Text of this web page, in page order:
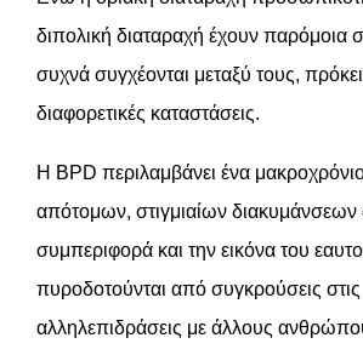
διπολική διαταραχή έχουν παρόμοια
συχνά συγχέονται μεταξύ τους,
διαφορετικές καταστάσεις.
Η BPD περιλαμβάνει ένα
απότομων, στιγμιαίων διακυμάνσεων
συμπεριφορά και την εικόνα του
πυροδοτούνται από συγκρούσεις στις
αλληλεπιδράσεις με άλλους